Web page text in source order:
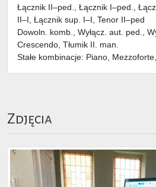
Łącznik II–ped., Łącznik I–ped.,
II–I, Łącznik sup. I–I, Tenor II–ped
Dowoln. komb., Wyłącz. aut. ped.,
Crescendo, Tłumik II. man.
Stałe kombinacje: Piano,
Zdjęcia